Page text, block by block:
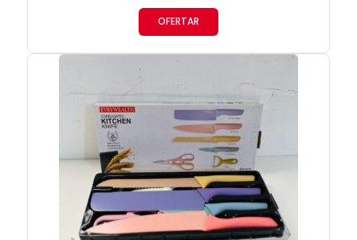
OFERTAR